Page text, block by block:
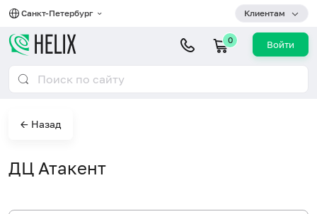
Санкт-Петербург Клиентам
0 Войти
← Назад
ДЦ Атакент